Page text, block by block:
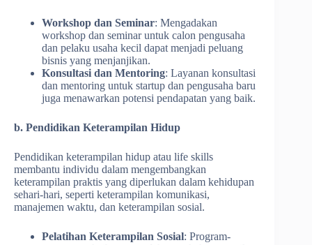
Workshop dan Seminar: Mengadakan
workshop dan seminar untuk calon pengusaha
dan pelaku usaha kecil dapat menjadi peluang
bisnis yang menjanjikan.
Konsultasi dan Mentoring: Layanan konsultasi
dan mentoring untuk startup dan pengusaha baru
juga menawarkan potensi pendapatan yang baik.
b. Pendidikan Keterampilan Hidup
Pendidikan keterampilan hidup atau life skills
membantu individu dalam mengembangkan
keterampilan praktis yang diperlukan dalam kehidupan
sehari-hari, seperti keterampilan komunikasi,
manajemen waktu, dan keterampilan sosial.
Pelatihan Keterampilan Sosial: Program-